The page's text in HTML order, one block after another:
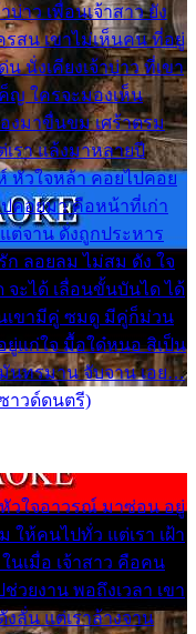
าว เพื่อนเจ้าสาว ยัง
สน เขาไม่เห็นคน ที่อยู่
นั่งเคียงเจ้าบ่าว ที่เขา
ค็ญ ใครจะมองเห็น
งมาขื่นขม เศร้าตรม
รา แล้งมาหลายปี
หัวใจหล้า คอยไปคอย
คอยมา คือหน้าที่เก่า
ต่จาน ดั่งถูกประหาร
ก ลอยลม ไม่สม ดัง ใจ
จะได้ เลื่อนขั้นบันได ได้
นเขามีคู่ ซมดู มีคู่ก็ม่วน
ยู่แก่ใจ มื้อใด๋หนอ สิเป็น
มันทรมาน จับจาน เอย…
ซาวด์ดนตรี)
หัวใจอาวรณ์ มาซ่อน อยู่
ให้คนไปทั่ว แต่เรา เฝ้า
นเมื่อ เจ้าสาว คือคน
วยงาน พอถึงเวลา เขา
ลั่น แต่เราล้างจาน